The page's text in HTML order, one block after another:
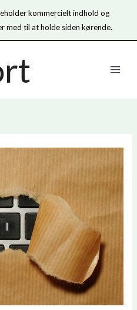
kommercielt indhold og
med til at holde siden kørende.